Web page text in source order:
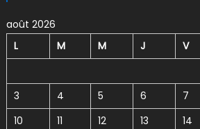
août 2026
L
M M J V
3
4 5 6 7
10
11 12 13 14